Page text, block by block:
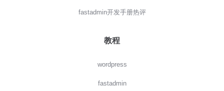
fastadmin开发手册热评
教程
wordpress
fastadmin